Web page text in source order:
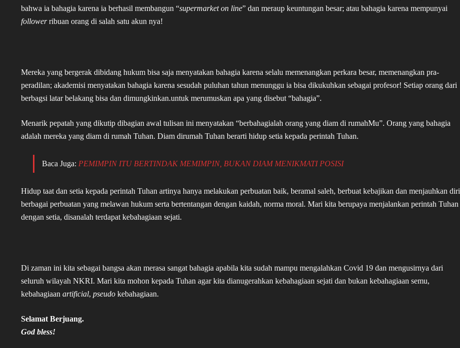
bahwa ia bahagia karena ia berhasil membangun “supermarket on line” dan meraup keuntungan besar; atau bahagia karena mempunyai
followerribuan orang di salah satu akun nya!
Mereka yang bergerak dibidang hukum bisa saja menyatakan bahagia karena selalu memenangkan perkara besar, memenangkan pra-
peradilan; akademisi menyatakan bahagia karena sesudah puluhan tahun menunggu ia bisa dikukuhkan sebagai profesor! Setiap orang dari
berbagsi latar belakang bisa dan dimungkinkan.untuk merumuskan apa yang disebut “bahagia”.
Menarik pepatah yang dikutip dibagian awal tulisan ini menyatakan “berbahagialah orang yang diam di rumahMu”. Orang yang bahagia
adalah mereka yang diam di rumah Tuhan. Diam dirumah Tuhan berarti hidup setia kepada perintah Tuhan.
Baca Juga: PEMIMPIN ITU BERTINDAK MEMIMPIN, BUKAN DIAM MENIKMATI POSISI
Hidup taat dan setia kepada perintah Tuhan artinya hanya melakukan perbuatan baik, beramal saleh, berbuat kebajikan dan menjauhkan diri
berbagai perbuatan yang melawan hukum serta bertentangan dengan kaidah, norma moral. Mari kita berupaya menjalankan perintah Tuhan
dengan setia, disanalah terdapat kebahagiaan sejati.
Di zaman ini kita sebagai bangsa akan merasa sangat bahagia apabila kita sudah mampu mengalahkan Covid 19 dan mengusirnya dari
seluruh wilayah NKRI. Mari kita mohon kepada Tuhan agar kita dianugerahkan kebahagiaan sejati dan bukan kebahagiaan semu,
kebahagiaan artificial, pseudo kebahagiaan.
Selamat Berjuang.
God bless!